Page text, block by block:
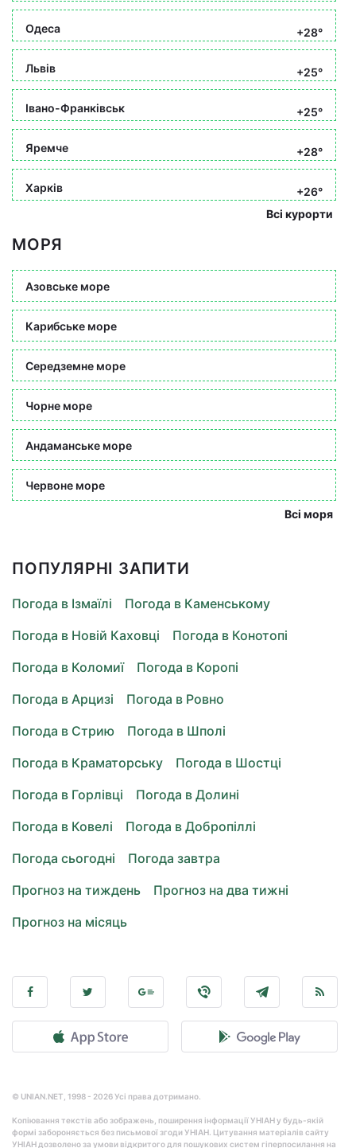
Одеса +28°
Львів +25°
Івано-Франківськ +25°
Яремче +28°
Харків
+26°
Всі курорти
МОРЯ
Азовське море
Карибське море
Середземне море
Чорне море
Андаманське море
Червоне море
Всі моря
ПОПУЛЯРНІ ЗАПИТИ
Погода в Ізмаїлі
Погода в Каменському
Погода в Новій Каховці
Погода в Конотопі
Погода в Коломиї
Погода в Коропі
Погода в Арцизі
Погода в Ровно
Погода в Стрию
Погода в Шполі
Погода в Краматорську
Погода в Шостці
Погода в Горлівці
Погода в Долині
Погода в Ковелі
Погода в Добропіллі
Погода сьогодні
Погода завтра
Прогноз на тиждень
Прогноз на два тижні
Прогноз на місяць
© UNIAN.NET, 1998 - 2026 Усі права дотримано.
Копіювання текстів або зображень, поширення інформації УНІАН у будь-якій
формі забороняється без письмової згоди УНІАН. Цитування матеріалів сайту
УНІАН дозволено за умови відкритого для пошукових систем гіперпосилання на